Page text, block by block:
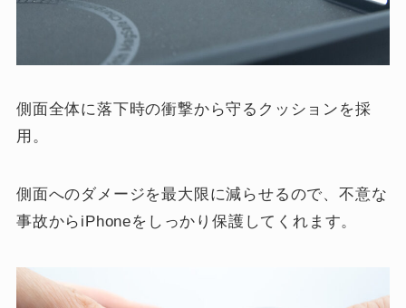
側面全体に落下時の衝撃から守るクッションを採
用。
側面へのダメージを最大限に減らせるので、不意な
事故からiPhoneをしっかり保護してくれます。